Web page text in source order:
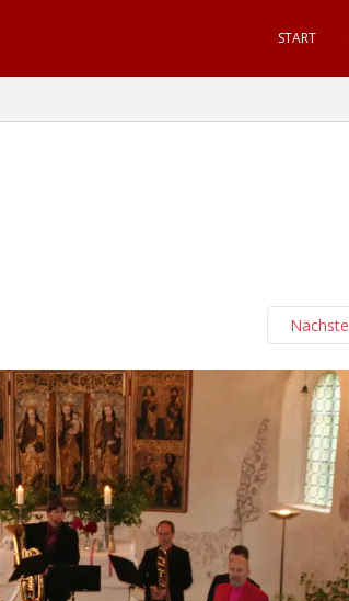
START
Nächste